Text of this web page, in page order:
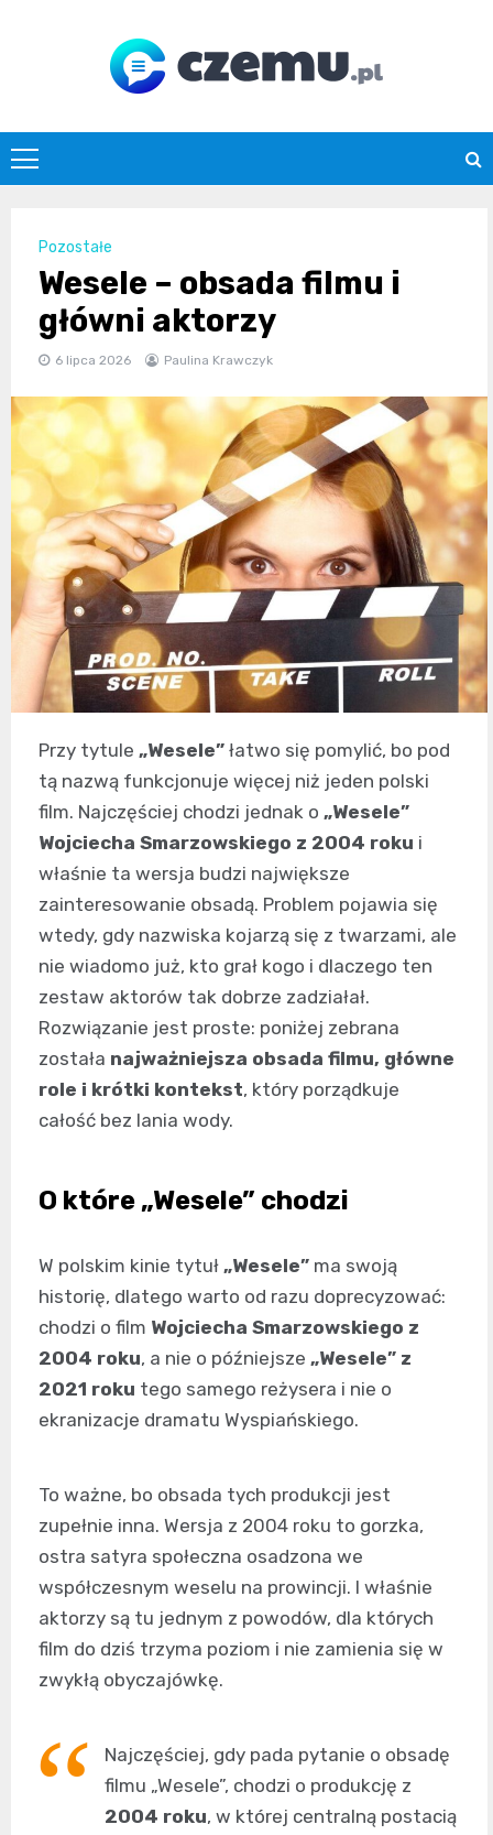
czemu.pl
Pozostałe
Wesele – obsada filmu i
główni aktorzy
6 lipca 2026 Paulina Krawczyk
Przy tytule „Wesele” łatwo się pomylić, bo pod
tą nazwą funkcjonuje więcej niż jeden polski
film. Najczęściej chodzi jednak o „Wesele”
Wojciecha Smarzowskiego z 2004 roku i
właśnie ta wersja budzi największe
zainteresowanie obsadą. Problem pojawia się
wtedy, gdy nazwiska kojarzą się z twarzami, ale
nie wiadomo już, kto grał kogo i dlaczego ten
zestaw aktorów tak dobrze zadziałał.
Rozwiązanie jest proste: poniżej zebrana
została najważniejsza obsada filmu, główne
role i krótki kontekst, który porządkuje
całość bez lania wody.
O które „Wesele” chodzi
W polskim kinie tytuł „Wesele” ma swoją
historię, dlatego warto od razu doprecyzować:
chodzi o film Wojciecha Smarzowskiego z
2004 roku, a nie o późniejsze „Wesele” z
2021 roku tego samego reżysera i nie o
ekranizacje dramatu Wyspiańskiego.
To ważne, bo obsada tych produkcji jest
zupełnie inna. Wersja z 2004 roku to gorzka,
ostra satyra społeczna osadzona we
współczesnym weselu na prowincji. I właśnie
aktorzy są tu jednym z powodów, dla których
film do dziś trzyma poziom i nie zamienia się w
zwykłą obyczajówkę.
Najczęściej, gdy pada pytanie o obsadę
filmu „Wesele”, chodzi o produkcję z
2004 roku, w której centralną postacią